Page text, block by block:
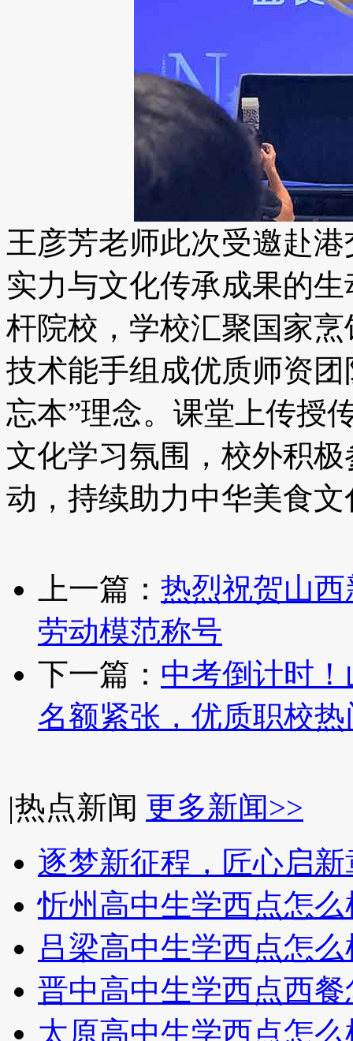
王彦芳老师此次受邀赴
实力与文化传承成果的
杆院校，学校汇聚国家
技术能手组成优质师资
忘本”理念。课堂上传授
文化学习氛围，校外积
动，持续助力中华美食
上一篇： 热烈祝贺山
劳动模范称号
下一篇： 中考倒计时
名额紧张，优质职校
|热点新闻 更多新闻>>
逐梦新征程，匠心启新
忻州高中生学西点怎
吕梁高中生学西点怎
晋中高中生学西点西
太原高中生学西点怎